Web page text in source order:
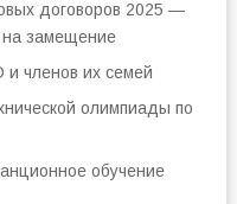
договоров 2025 —
на замещение
членов их семей
олимпиады по
обучение